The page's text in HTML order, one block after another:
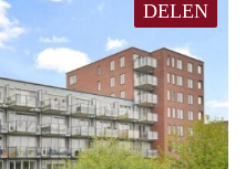
DELEN